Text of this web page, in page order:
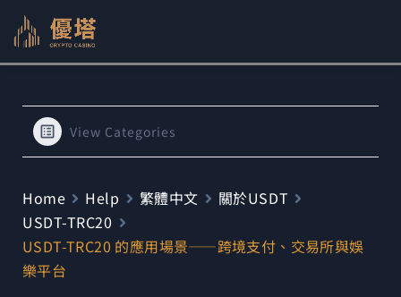
至
主
View Categories
Home Help 繁體中文
關於USDT
USDT-TRC20
USDT-TRC20 的應用場景——跨境支付、交易所與娛
樂平台